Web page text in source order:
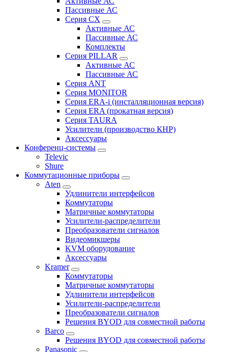
Пассивные АС
Серия CX
Активные АС
Пассивные АС
Комплекты
Серия PILLAR
Активные АС
Пассивные АС
Серия ANT
Серия MONITOR
Серия ERA-i (инсталляционная версия)
Серия ERA (прокатная версия)
Серия TAURA
Усилители (производство КНР)
Аксессуары
Конференц-системы
Televic
Shure
Коммутационные приборы
Aten
Удлинители интерфейсов
Коммутаторы
Матричные коммутаторы
Усилители-распределители
Преобразователи сигналов
Видеомикшеры
KVM оборудование
Аксессуары
Kramer
Коммутаторы
Матричные коммутаторы
Удлинители интерфейсов
Усилители-распределители
Преобразователи сигналов
Решения BYOD для совместной работы
Barco
Решения BYOD для совместной работы
Panasonic